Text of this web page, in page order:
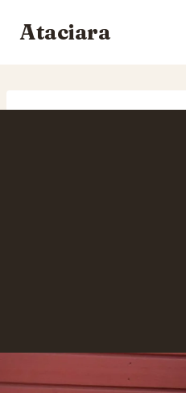
sisältöön
Ataciara